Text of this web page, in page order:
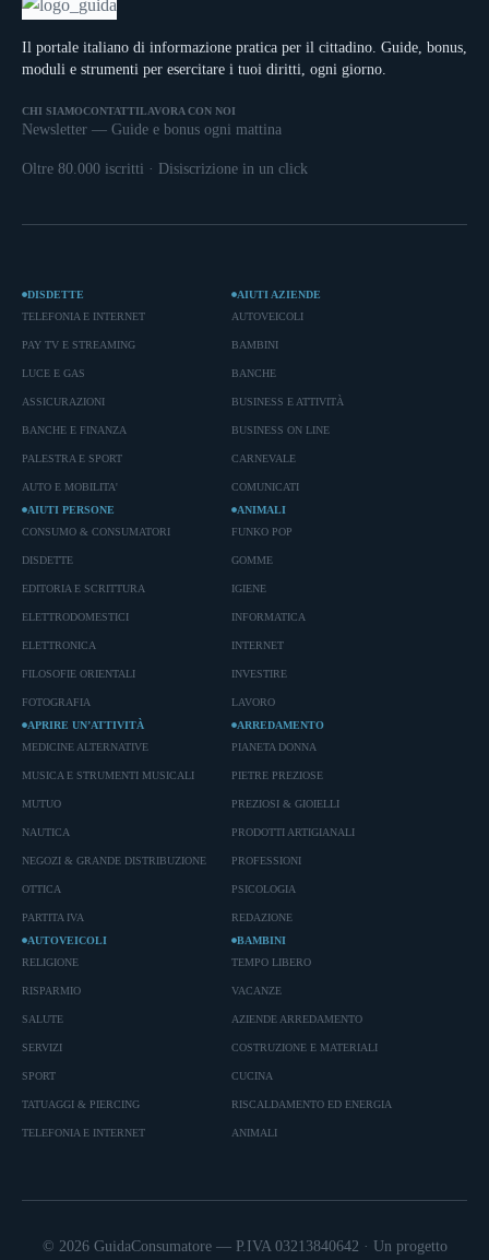
Il portale italiano di informazione pratica per il cittadino. Guide, bonus,
moduli e strumenti per esercitare i tuoi diritti, ogni giorno.
CHI SIAMOCONTATTI LAVORA CON NOI
Newsletter — Guide e bonus ogni mattina
Oltre 80.000 iscritti · Disiscrizione in un click
DISDETTE
TELEFONIA E INTERNET
PAY TV E STREAMING
LUCE E GAS
ASSICURAZIONI
BANCHE E FINANZA
PALESTRA E SPORT
AUTO E MOBILITA'
AIUTI AZIENDE
AUTOVEICOLI
BAMBINI
BANCHE
BUSINESS E ATTIVITÀ
BUSINESS ON LINE
CARNEVALE
COMUNICATI
AIUTI PERSONE
CONSUMO & CONSUMATORI
DISDETTE
EDITORIA E SCRITTURA
ELETTRODOMESTICI
ELETTRONICA
FILOSOFIE ORIENTALI
FOTOGRAFIA
ANIMALI
FUNKO POP
GOMME
IGIENE
INFORMATICA
INTERNET
INVESTIRE
LAVORO
APRIRE UN’ATTIVITÀ
MEDICINE ALTERNATIVE
MUSICA E STRUMENTI MUSICALI
MUTUO
NAUTICA
NEGOZI & GRANDE DISTRIBUZIONE
OTTICA
PARTITA IVA
ARREDAMENTO
PIANETA DONNA
PIETRE PREZIOSE
PREZIOSI & GIOIELLI
PRODOTTI ARTIGIANALI
PROFESSIONI
PSICOLOGIA
REDAZIONE
AUTOVEICOLI
RELIGIONE
RISPARMIO
SALUTE
SERVIZI
SPORT
TATUAGGI & PIERCING
TELEFONIA E INTERNET
BAMBINI
TEMPO LIBERO
VACANZE
AZIENDE ARREDAMENTO
COSTRUZIONE E MATERIALI
CUCINA
RISCALDAMENTO ED ENERGIA
ANIMALI
© 2026 GuidaConsumatore — P.IVA 03213840642 · Un progetto